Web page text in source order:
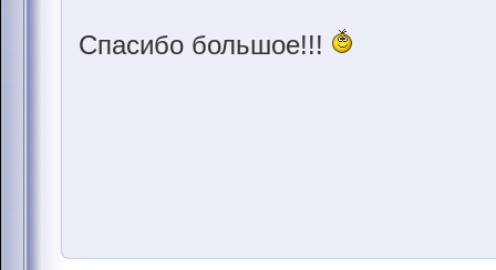
Спасибо большое!!!